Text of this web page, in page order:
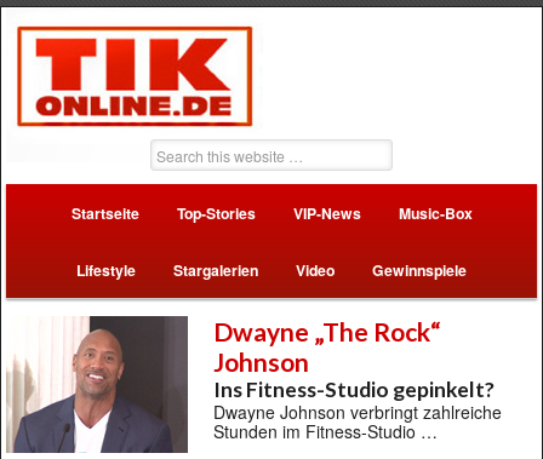
Startseite Top-Stories VIP-News Music-Box
Lifestyle Stargalerien Video Gewinnspiele
Dwayne „The Rock“
Johnson
Ins Fitness-Studio gepinkelt?
Dwayne Johnson verbringt zahlreiche
Stunden im Fitness-Studio …